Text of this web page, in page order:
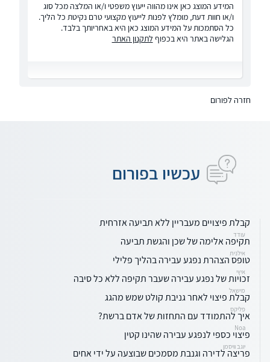
המידע המוצג כאן אינו מהווה ייעוץ משפטי ו/או המלצה מכל סוג
ו/או חוות דעת, מומלץ לפנות לייעוץ מקצועי טרם נקיטת כל הליך.
כל הסתמכות על המידע המוצג כאן היא באחריותך בלבד.
הגלישה באתר היא בכפוף לתקנון האתר
חזרה לפורום
עכשיו בפורום
קבלת פיצויים מעבריין ללא תביעה אזרחית
עודד
תקיפה אלימה של שכן והגשת תביעה
אילנית
טופס הצהרת נפגע עבירה בהליך פלילי
איץי
זכויות של נפגע עבירה שעבר תקיפה ללא כל סיבה
מישאל
קבלת פיצוי לאחר גניבת קולט שמש מהגג
פליקס
איך להתמודד עם התחזות של אדם ברשת?
Noa
פיצוי כספי לנפגע עבירה שהינו קטין
יוגב וויסמן
פריצה לדירה וגנבת מסמכים שבוצעה על ידי אחים